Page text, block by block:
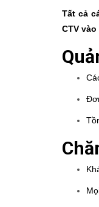
Tất cả
CTV